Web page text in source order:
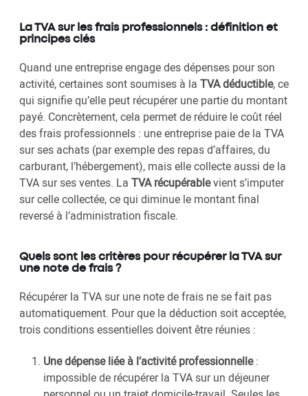
La TVA sur les frais professionnels : définition et
principes clés
Quand une entreprise engage des dépenses pour son
activité, certaines sont soumises à la TVA déductible, ce
qui signifie qu’elle peut récupérer une partie du montant
payé. Concrètement, cela permet de réduire le coût réel
des frais professionnels : une entreprise paie de la TVA
sur ses achats (par exemple des repas d’affaires, du
carburant, l’hébergement), mais elle collecte aussi de la
TVA sur ses ventes. La TVA récupérablevient s’imputer
sur celle collectée, ce qui diminue le montant final
reversé à l’administration fiscale.
Quels sont les critères pour récupérer la TVA sur
une note de frais ?
Récupérer la TVA sur une note de frais ne se fait pas
automatiquement. Pour que la déduction soit acceptée,
trois conditions essentielles doivent être réunies :
Une dépense liée à l’activité professionnelle:
impossible de récupérer la TVA sur un déjeuner